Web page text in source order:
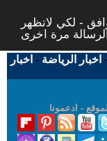
- لكي لاتظهر
- اخبار الرياضة - اخبار
- ادعمونا